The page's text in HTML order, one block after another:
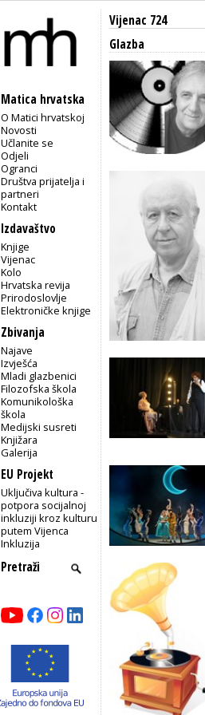
Matica hrvatska
O Matici hrvatskoj
Novosti
Učlanite se
Odjeli
Ogranci
Društva prijatelja i
partneri
Kontakt
Izdavaštvo
Knjige
Vijenac
Kolo
Hrvatska revija
Prirodoslovlje
Elektroničke knjige
Zbivanja
Najave
Izvješća
Mladi glazbenici
Filozofska škola
Komunikološka
škola
Medijski susreti
Knjižara
Galerija
EU Projekt
Uključiva kultura -
potpora socijalnoj
inkluziji kroz kulturu
putem Vijenca
Inkluzija
Vijenac 724
Glazba